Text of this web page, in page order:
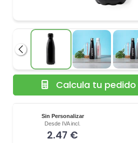
Anterior
Sin Personalizar
Desde IVA incl.
2.47 €
Calcula tu